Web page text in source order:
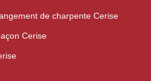
de charpente Cerise
Cerise